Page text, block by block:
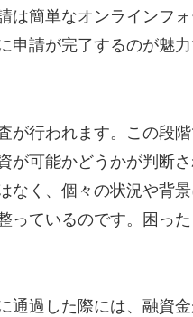
は簡単なオンラインフ
申請が完了するのが魅
が行われます。この段
が可能かどうかが判断
なく、個々の状況や背
っているのです。困っ
通過した際には、融資